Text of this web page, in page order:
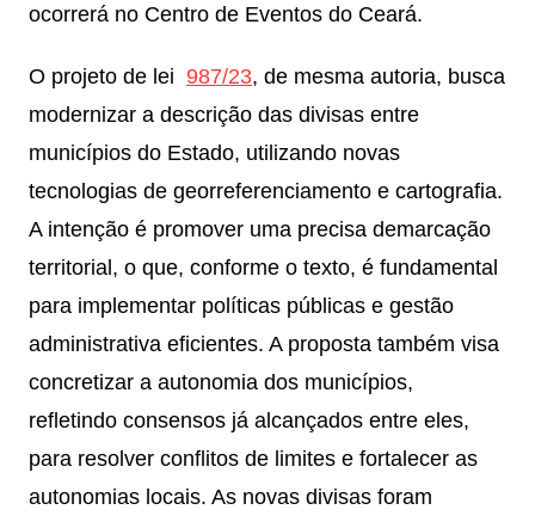
ocorrerá no Centro de Eventos do Ceará.
O projeto de lei 987/23, de mesma autoria, busca
modernizar a descrição das divisas entre
municípios do Estado, utilizando novas
tecnologias de georreferenciamento e cartografia.
A intenção é promover uma precisa demarcação
territorial, o que, conforme o texto, é fundamental
para implementar políticas públicas e gestão
administrativa eficientes. A proposta também visa
concretizar a autonomia dos municípios,
refletindo consensos já alcançados entre eles,
para resolver conflitos de limites e fortalecer as
autonomias locais. As novas divisas foram